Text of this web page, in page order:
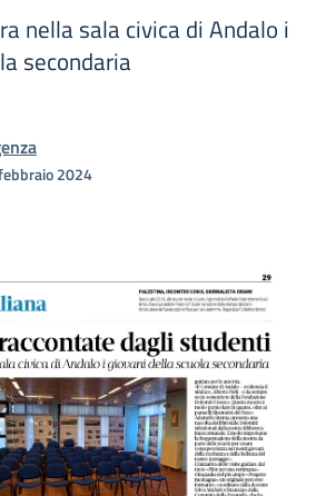
nella sala civica di Andalo i
secondaria
2024